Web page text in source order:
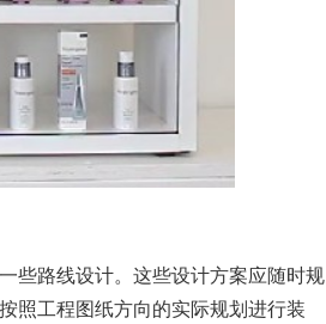
些路线设计。这些设计方案应随时规
照工程图纸方向的实际规划进行装